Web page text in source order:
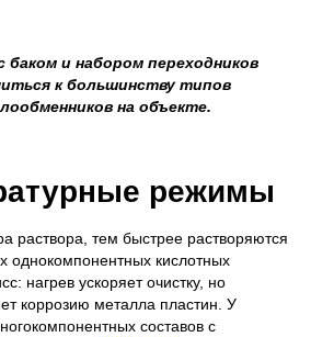
баком и набором переходников
к большинству типов
на объекте.
режимы
раствора, тем быстрее растворяются
однокомпонентных кислотных
нагрев ускоряет очистку, но
коррозию металла пластин. У
составов с